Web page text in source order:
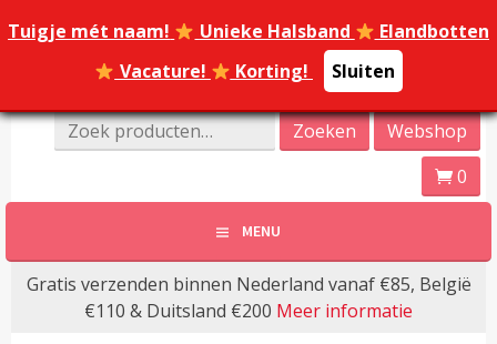
Tuigje mét naam! Unieke Halsband
Elandbotten
Vacature!
Korting! Sluiten
naar
Dierenoppas
Amersfoort | Webshop
bijzondere huisdier
producten!
Online Dierenwinkel Amersfoort
Zoeken
naar:
Zoeken
Webshop
0
MENU
Gratis verzenden binnen Nederland vanaf €85, België
€110 & Duitsland €200 Meer informatie
Tuigje mét naam! Unieke Halsband
Elandbotten
Vacature!
Korting! Sluiten